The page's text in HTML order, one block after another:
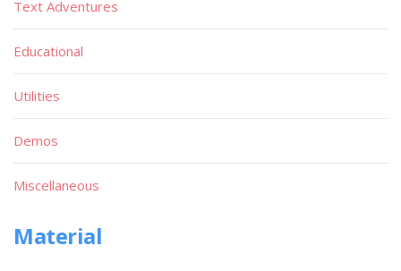
Text Adventures
Educational
Utilities
Demos
Miscellaneous
Material